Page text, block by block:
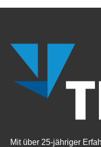
Mit über 25-jähriger